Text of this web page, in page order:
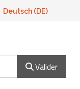
Deutsch (DE)
Valider